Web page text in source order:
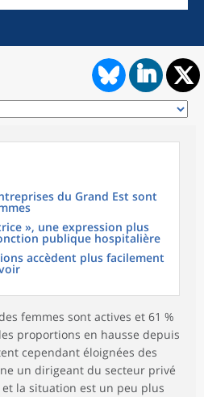
du Grand Est sont
», une expression plus
publique hospitalière
accèdent plus facilement
femmes sont actives et 61 %
proportions en hausse depuis
cependant éloignées des
un dirigeant du secteur privé
la situation est un peu plus